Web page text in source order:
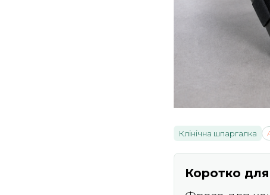
Клінічна шпаргалка
Коротко